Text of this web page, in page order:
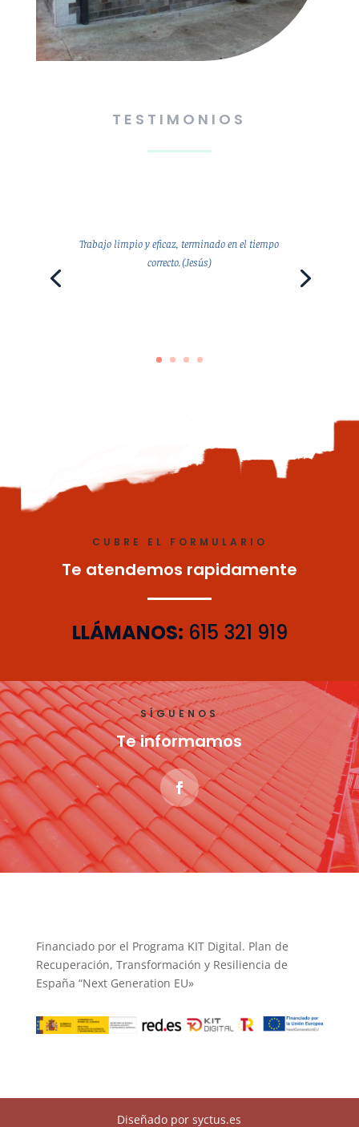
TESTIMONIOS
Trabajo limpio y eficaz, terminado en el tiempo
correcto. (Jesús)
CUBRE EL FORMULARIO
Te atendemos rapidamente
LLÁMANOS: 615 321 919
SÍGUENOS
Te informamos
Financiado por el Programa KIT Digital. Plan de
Recuperación, Transformación y Resiliencia de
España “Next Generation EU»
Diseñado por syctus.es